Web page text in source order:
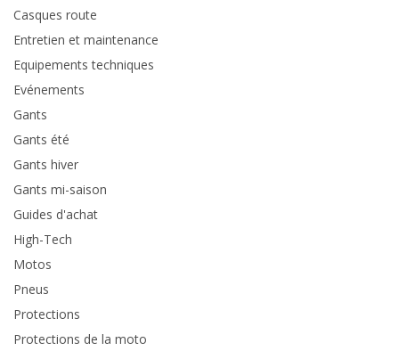
Casques route
Entretien et maintenance
Equipements techniques
Evénements
Gants
Gants été
Gants hiver
Gants mi-saison
Guides d'achat
High-Tech
Motos
Pneus
Protections
Protections de la moto